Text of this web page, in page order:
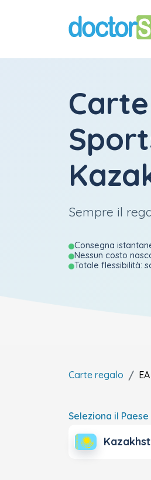
Sempre il
Consegna
Nessun costo
Totale flessibilità:
Carte regalo
Seleziona il